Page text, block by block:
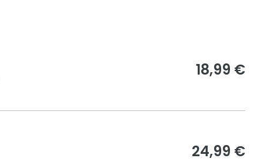
18,99 €
24,99 €